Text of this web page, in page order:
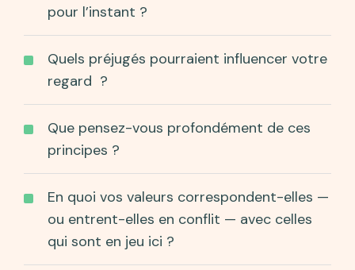
pour l’instant ?
Quels préjugés pourraient influencer votre
regard ?
Que pensez-vous profondément de ces
principes ?
En quoi vos valeurs correspondent-elles —
ou entrent-elles en conflit — avec celles
qui sont en jeu ici ?